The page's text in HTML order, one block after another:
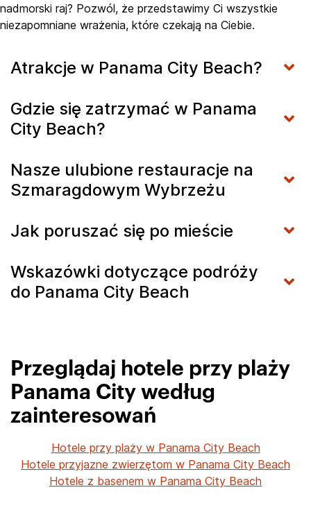
nadmorski raj? Pozwól, że przedstawimy Ci wszystkie
niezapomniane wrażenia, które czekają na Ciebie.
Atrakcje w Panama City Beach?
Gdzie się zatrzymać w Panama
City Beach?
Nasze ulubione restauracje na
Szmaragdowym Wybrzeżu
Jak poruszać się po mieście
Wskazówki dotyczące podróży
do Panama City Beach
Przeglądaj hotele przy plaży
Panama City według
zainteresowań
Hotele przy plaży w Panama City Beach
Hotele przyjazne zwierzętom w Panama City Beach
Hotele z basenem w Panama City Beach